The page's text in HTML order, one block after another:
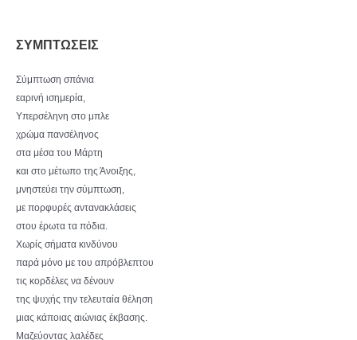
ΣΥΜΠΤΩΣΕΙΣ
Σύμπτωση σπάνια
εαρινή ισημερία,
Υπερσέληνη στο μπλε
χρώμα πανσέληνος
στα μέσα του Μάρτη
και στο μέτωπο της Άνοιξης,
μνηστεύει την σύμπτωση,
με πορφυρές αντανακλάσεις
στου έρωτα τα πόδια.
Χωρίς σήματα κινδύνου
παρά μόνο με του απρόβλεπτου
τις κορδέλες να δένουν
της ψυχής την τελευταία θέληση
μιας κάποιας αιώνιας έκβασης.
Μαζεύοντας λαλέδες